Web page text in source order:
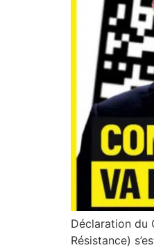
Déclaration du
Résistance)